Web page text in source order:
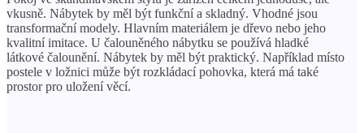
vkusně. Nábytek by měl být funkční a skladný. Vhodné jsou
transformační modely. Hlavním materiálem je dřevo nebo jeho
kvalitní imitace. U čalouněného nábytku se používá hladké
látkové čalounění. Nábytek by měl být praktický. Například místo
postele v ložnici může být rozkládací pohovka, která má také
prostor pro uložení věcí.